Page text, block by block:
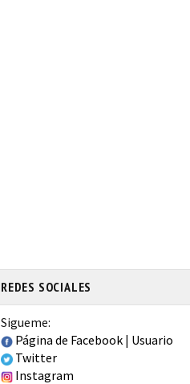
REDES SOCIALES
Sigueme:
Página de Facebook | Usuario
Twitter
Instagram